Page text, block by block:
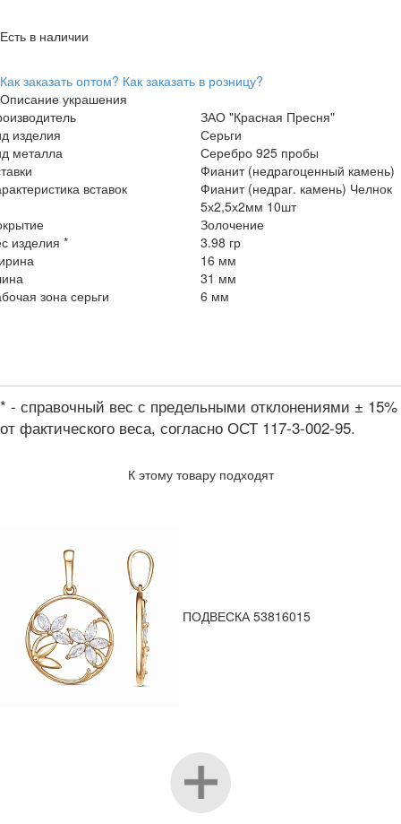
Есть в наличии
Как заказать оптом? Как заказать в розницу?
Описание украшения
ЗАО "Красная Пресня"
изделия
Серьги
металла
Серебро 925 пробы
Фианит (недрагоценный камень)
вставок
Фианит (недраг. камень) Челнок
5х2,5х2мм 10шт
Золочение
изделия *
3.98 гр
16 мм
31 мм
зона серьги
6 мм
* - справочный вес с предельными отклонениями ± 15%
от фактического веса, согласно ОСТ 117-3-002-95.
К этому товару подходят
ПОДВЕСКА 53816015